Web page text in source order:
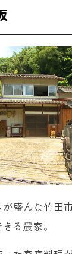
盛んな竹田
る農家。